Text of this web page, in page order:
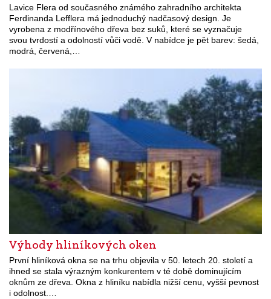
Lavice Flera od současného známého zahradního architekta
Ferdinanda Lefflera má jednoduchý nadčasový design. Je
vyrobena z modřínového dřeva bez suků, které se vyznačuje
svou tvrdostí a odolností vůči vodě. V nabídce je pět barev: šedá,
modrá, červená,…
Výhody hliníkových oken
První hliníková okna se na trhu objevila v 50. letech 20. století a
ihned se stala výrazným konkurentem v té době dominujícím
oknům ze dřeva. Okna z hliníku nabídla nižší cenu, vyšší pevnost
i odolnost.…